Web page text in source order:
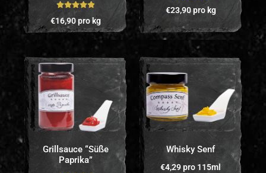
Bewertet mit
5.00von 5
€16,90pro kg
Bewertet mit
5.00von 5
€23,90pro kg
Grillsauce “Süße
Paprika”
Whisky Senf
€4,29pro 115ml